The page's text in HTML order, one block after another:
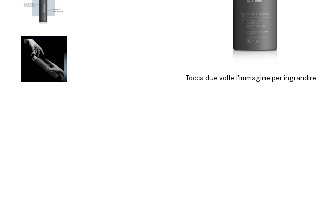
Tocca due volte l'immagine per ingrandire.